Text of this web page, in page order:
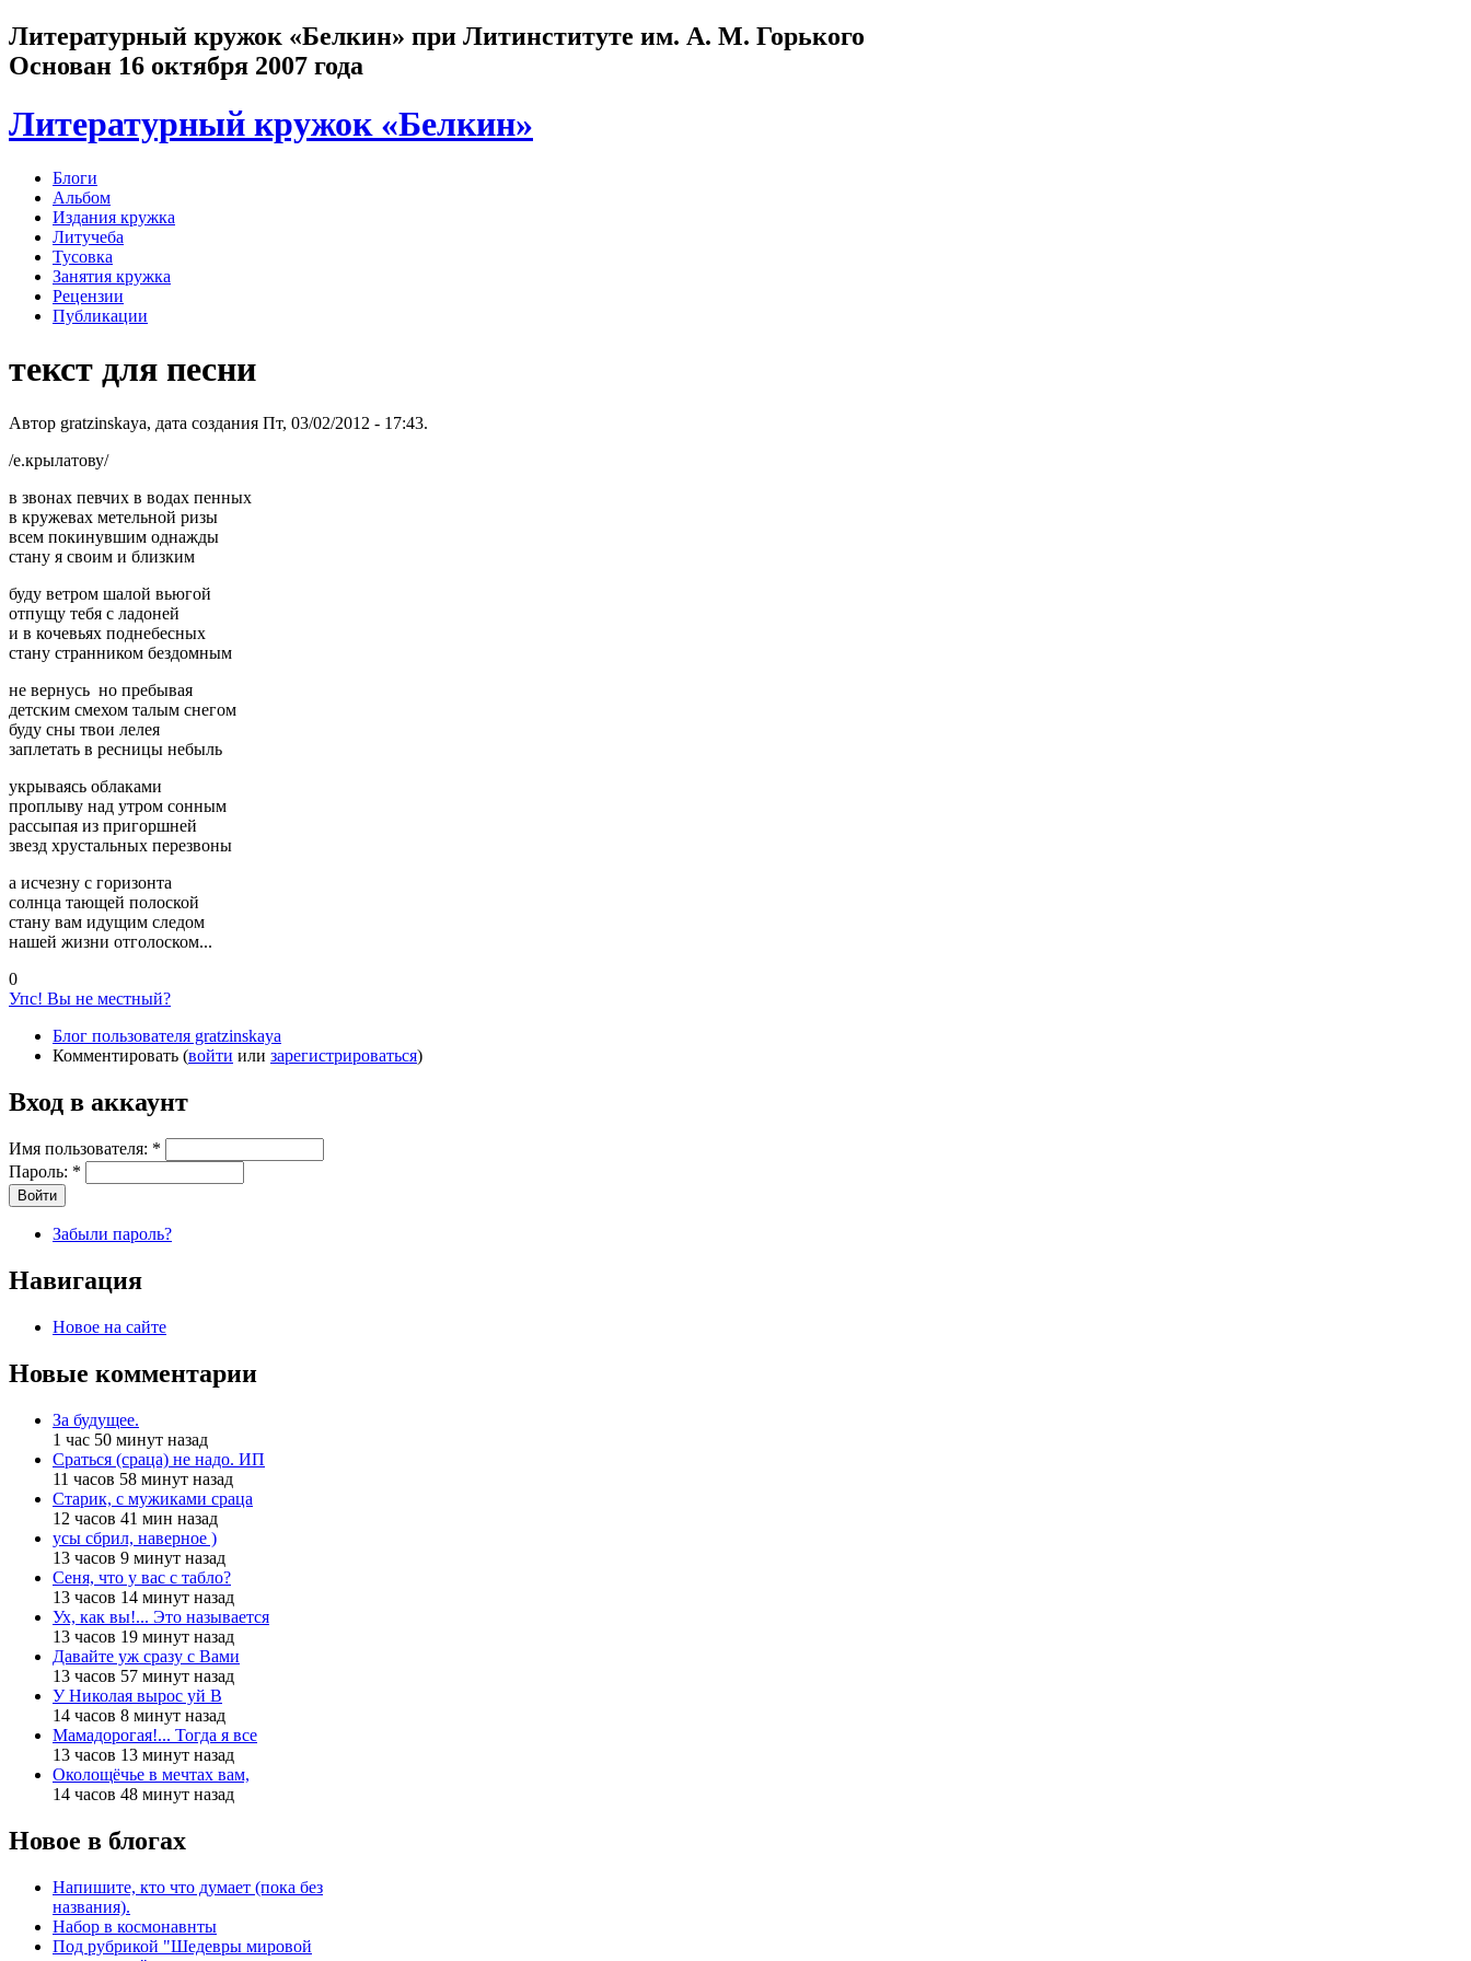
Литературный кружок «Белкин» при Литинституте им. А. М. Горького
Основан 16 октября 2007 года
Литературный кружок «Белкин»
Блоги
Альбом
Издания кружка
Литучеба
Тусовка
Занятия кружка
Рецензии
Публикации
текст для песни
Автор gratzinskaya, дата создания Пт, 03/02/2012 - 17:43.
/е.крылатову/
в звонах певчих в водах пенных
в кружевах метельной ризы
всем покинувшим однажды
стану я своим и близким
буду ветром шалой вьюгой
отпущу тебя с ладоней
и в кочевьях поднебесных
стану странником бездомным
не вернусь но пребывая
детским смехом талым снегом
буду сны твои лелея
заплетать в ресницы небыль
укрываясь облаками
проплыву над утром сонным
рассыпая из пригоршней
звезд хрустальных перезвоны
а исчезну с горизонта
солнца тающей полоской
стану вам идущим следом
нашей жизни отголоском...
0
Упс! Вы не местный?
Блог пользователя gratzinskaya
Комментировать (войти или зарегистрироваться)
Вход в аккаунт
Имя пользователя: *
Пароль: *
Забыли пароль?
Навигация
Новое на сайте
Новые комментарии
За будущее.
1 час 50 минут назад
Сраться (сраца) не надо. ИП
11 часов 58 минут назад
Старик, с мужиками сраца
12 часов 41 мин назад
усы сбрил, наверное )
13 часов 9 минут назад
Сеня, что у вас с табло?
13 часов 14 минут назад
Ух, как вы!... Это называется
13 часов 19 минут назад
Давайте уж сразу с Вами
13 часов 57 минут назад
У Николая вырос уй В
14 часов 8 минут назад
Мамадорогая!... Тогда я все
13 часов 13 минут назад
Околощёчье в мечтах вам,
14 часов 48 минут назад
Новое в блогах
Напишите, кто что думает (пока без
названия).
Набор в космонавнты
Под рубрикой "Шедевры мировой